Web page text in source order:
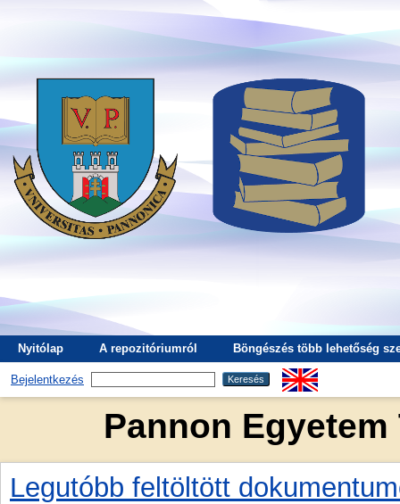
Nyitólap A repozitóriumról Böngészés több lehetőség
Bejelentkezés
Pannon
Legutóbb feltöltött